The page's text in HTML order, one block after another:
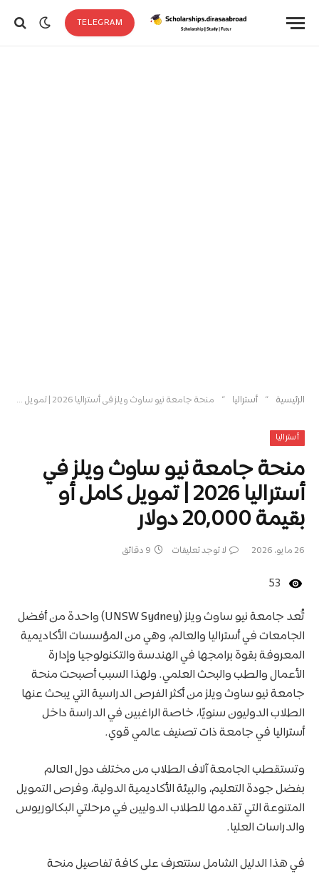
TELEGRAM
الرئيسية » أستراليا » منحة جامعة نيو ساوث ويلز في أستراليا 2026 | تمويل كامل أو بقيمة 20,000 دولار
أستراليا
منحة جامعة نيو ساوث ويلز في
أستراليا 2026 | تمويل كامل أو
بقيمة 20,000 دولار
26 مايو، 2026 لا توجد تعليقات 9 دقائق
53
تُعد جامعة نيو ساوث ويلز (UNSW Sydney) واحدة من أفضل
الجامعات في أستراليا والعالم، وهي من المؤسسات الأكاديمية
المعروفة بقوة برامجها في الهندسة والتكنولوجيا وإدارة
الأعمال والطب والبحث العلمي. ولهذا السبب أصبحت منحة
جامعة نيو ساوث ويلز من أكثر الفرص الدراسية التي يبحث عنها
الطلاب الدوليون سنويًا، خاصة الراغبين في الدراسة داخل
أستراليا في جامعة ذات تصنيف عالمي قوي.
وتستقطب الجامعة آلاف الطلاب من مختلف دول العالم
بفضل جودة التعليم، والبيئة الأكاديمية الدولية، وفرص التمويل
المتنوعة التي تقدمها للطلاب الدوليين في مرحلتي البكالوريوس
والدراسات العليا.
في هذا الدليل الشامل ستتعرف على كافة تفاصيل منحة